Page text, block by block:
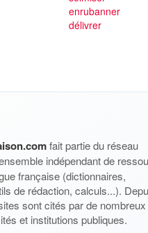
enrubanner
délivrer
fait partie du réseau
indépendant de
française (dictionnaires,
de rédaction, calculs...).
sont cités par de nombreux
et institutions publiques.